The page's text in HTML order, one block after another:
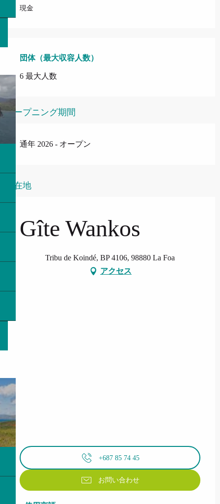
現金
団体（最大収容人数）
団体（最大収容人数）
6 最大人数
オープニング期間
通年 2026 - オープン
所在地
Gîte Wankos
Tribu de Koindé, BP 4106, 98880 La Foa
アクセス
+687 85 74 45
お問い合わせ